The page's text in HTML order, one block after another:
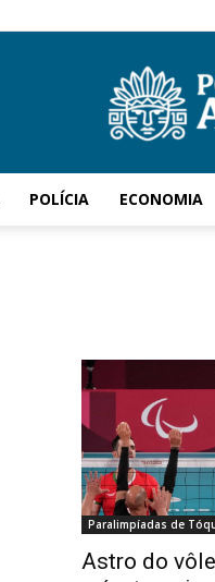
POLÍCIA ECONOMIA
Paralimpíadas de
Astro do